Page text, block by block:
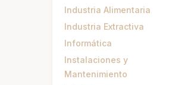
Industria Alimentaria
Industria Extractiva
Informática
Instalaciones y
Mantenimiento